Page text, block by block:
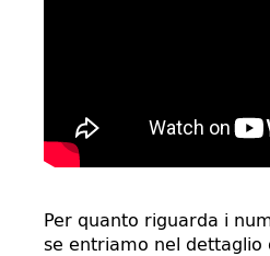
Per quanto riguarda i
se entriamo nel dettaglio